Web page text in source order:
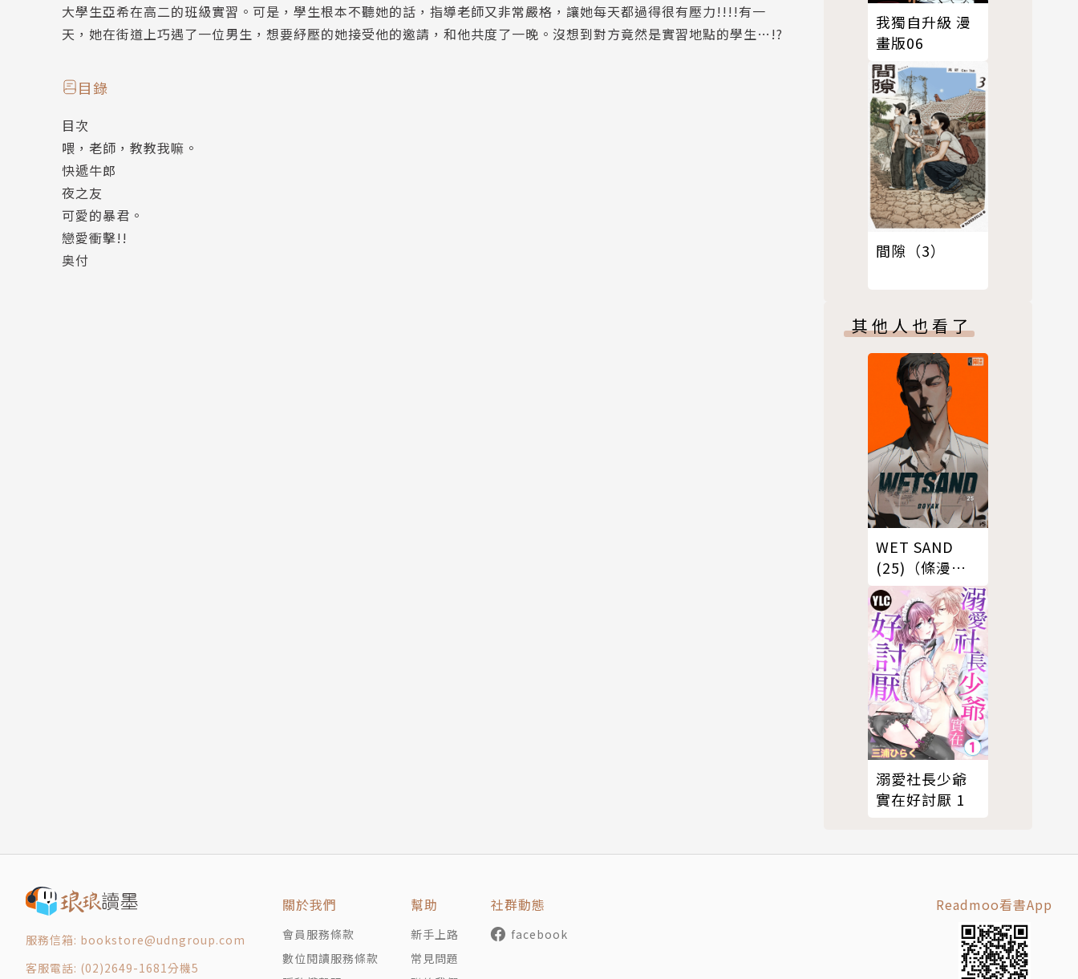
大學生亞希在高二的班級實習。可是，學生根本不聽她的話，指導老師又非常嚴格，讓她每天都過得很有壓力!!!!有一
天，她在街道上巧遇了一位男生，想要紓壓的她接受他的邀請，和他共度了一晚。沒想到對方竟然是實習地點的學生…!?
目錄
目次
喂，老師，教教我嘛。
快遞牛郎
夜之友
可愛的暴君。
戀愛衝擊!!
奥付
我獨自升級 漫
畫版06
間隙（3）
其他人也看了
WET SAND
(25)（條漫
版）
溺愛社長少爺
實在好討厭 1
服務信箱: bookstore@udngroup.com
客服電話: (02)2649-1681分機5
關於我們
會員服務條款
數位閱讀服務條款
幫助
新手上路
常見問題
社群動態
facebook
Readmoo看書App